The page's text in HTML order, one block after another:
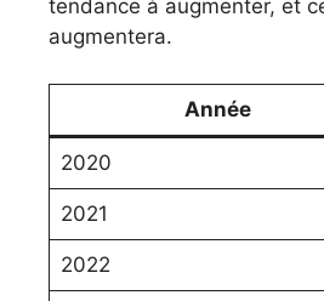
tendance à augmenter, et
augmentera.
Année
2020
2021
2022